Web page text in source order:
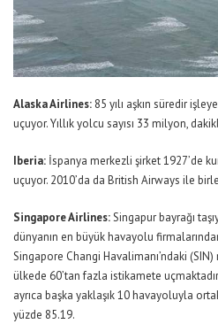
Alaska Airlines: 85 yılı aşkın süredir
uçuyor. Yıllık yolcu sayısı 33 milyon,
Iberia: İspanya merkezli şirket 1927’de
uçuyor. 2010’da da British Airways ile
Singapore Airlines:Singapur bayrağı
dünyanın en büyük havayolu
Singapore Changi Havalimanı’ndaki
ülkede 60’tan fazla istikamete
ayrıca başka yaklaşık 10 havayoluyla
yüzde 85.19.